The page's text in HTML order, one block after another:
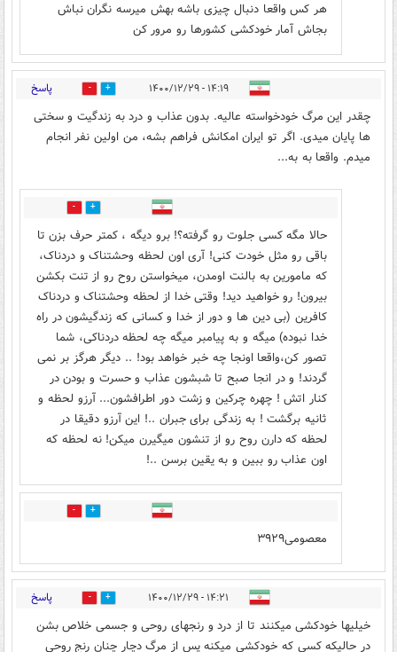
هر کس واقعا دنبال چیزی باشه بهش میرسه نگران نباش
بجاش آمار خودکشی کشورها رو مرور کن
۱۴:۱۹ - ۱۴۰۰/۱۲/۲۹ 13 پاسخ
چقدر این مرگ خودخواسته عالیه. بدون عذاب و درد به زندگیت و سختی
ها پایان میدی. اگر تو ایران امکانش فراهم بشه، من اولین نفر انجام
میدم. واقعا به به...
2
حالا مگه کسی جلوت رو گرفته؟! برو دیگه ، کمتر حرف بزن تا
باقی رو مثل خودت کنی! آری اون لحظه وحشتناک و دردناک،
که مامورین به بالنت اومدن، میخواستن روح رو از تنت بکشن
بیرون! رو خواهید دید! وقتی خدا از لحظه وحشتناک و دردناک
کافرین (بی دین ها و دور از خدا و کسانی که زندگیشون در راه
خدا نبوده) میگه و به پیامبر میگه چه لحظه دردناکی، شما
تصور کن،واقعا اونجا چه خبر خواهد بود! .. دیگر هرگز بر نمی
گردند! و در انجا صبح تا شبشون عذاب و حسرت و بودن در
کنار اتش ! چهره چرکین و زشت دور اطرافشون... آرزو لحظه و
ثانیه برگشت ! به زندگی برای جبران ..! این آرزو دقیقا در
لحظه که دارن روح رو از تنشون میگیرن میکن! نه لحظه که
اون عذاب رو ببین و به یقین برسن ..!
0
معصومی۳۹۲۹
۱۴:۲۱ - ۱۴۰۰/۱۲/۲۹ 11 پاسخ
خیلیها خودکشی میکنند تا از درد و رنجهای روحی و جسمی خلاص بشن
در حالیکه کسی که خودکشی میکنه پس از مرگ دچار چنان رنج روحی